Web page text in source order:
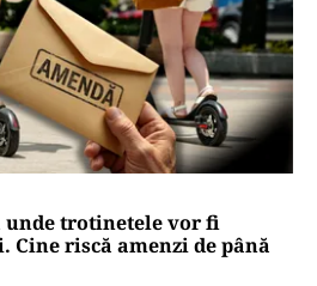
unde trotinetele vor fi
riscă amenzi de până